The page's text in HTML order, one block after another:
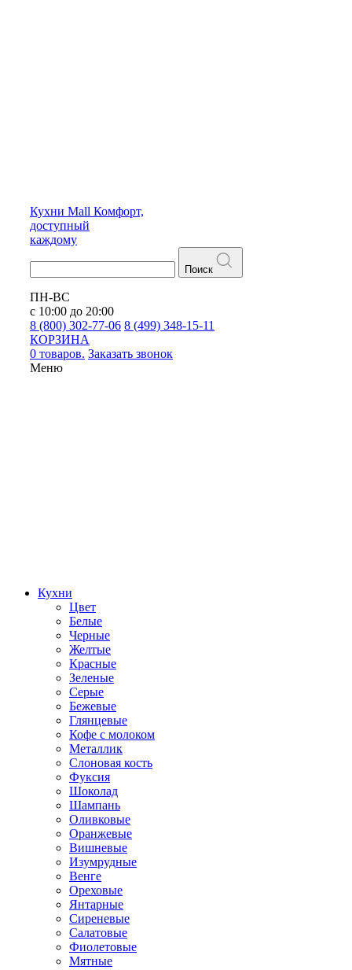
Кухни Mall Комфорт,
доступный
каждому
Поиск
ПН-ВС
с 10:00 до 20:00
8 (800) 302-77-06 8 (499) 348-15-11
КОРЗИНА
0 товаров. Заказать звонок
Меню
Кухни
Цвет
Белые
Черные
Желтые
Красные
Зеленые
Серые
Бежевые
Глянцевые
Кофе с молоком
Металлик
Слоновая кость
Фуксия
Шоколад
Шампань
Оливковые
Оранжевые
Вишневые
Изумрудные
Венге
Ореховые
Янтарные
Сиреневые
Салатовые
Фиолетовые
Мятные